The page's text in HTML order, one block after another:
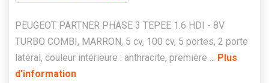
PEUGEOT PARTNER PHASE 3 TEPEE 1.6 HDI - 8V
TURBO COMBI, MARRON, 5 cv, 100 cv, 5 portes, 2 porte
latéral, couleur intérieure : anthracite, première ... Plus
d'information